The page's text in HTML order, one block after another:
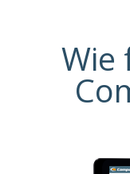
Wie